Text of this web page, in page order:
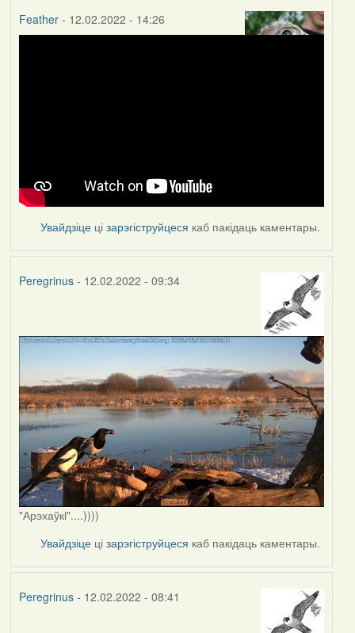
Feather- 12.02.2022 - 14:26
Увайдзіце цізарэгіструйцеся каб пакідаць каментары.
Peregrinus- 12.02.2022 - 09:34
"Арэхаўкi"....))))
Увайдзіце цізарэгіструйцеся каб пакідаць каментары.
Peregrinus- 12.02.2022 - 08:41